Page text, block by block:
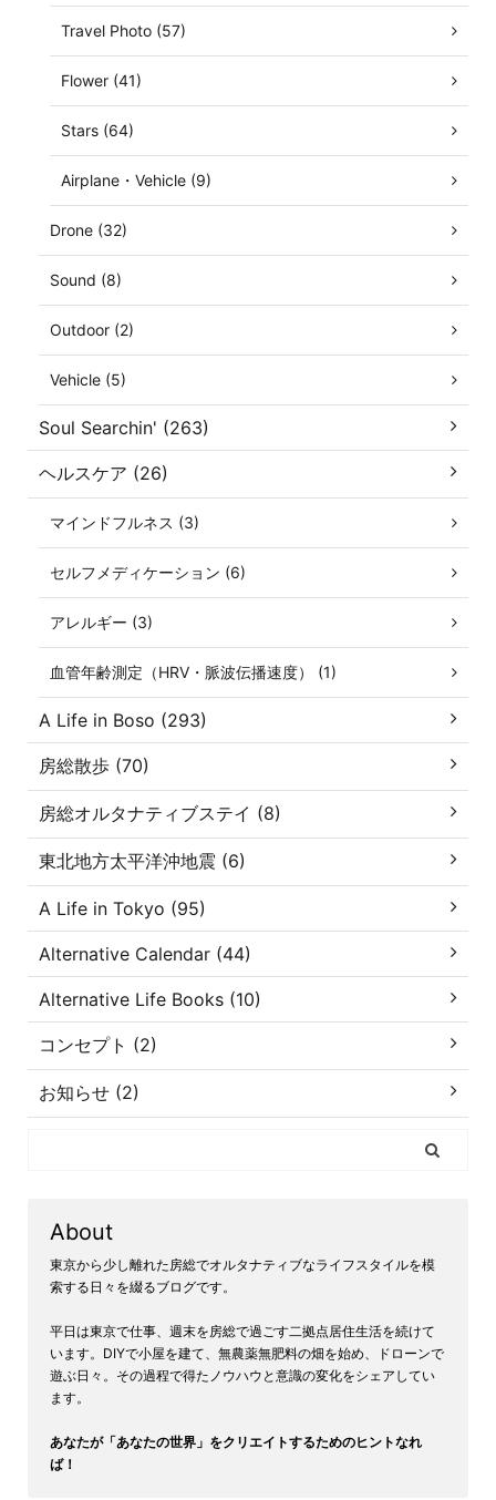
Travel Photo (57)
Flower (41)
Stars (64)
Airplane・Vehicle (9)
Drone (32)
Sound (8)
Outdoor (2)
Vehicle (5)
Soul Searchin' (263)
ヘルスケア (26)
マインドフルネス (3)
セルフメディケーション (6)
アレルギー (3)
血管年齢測定（HRV・脈波伝播速度） (1)
A Life in Boso (293)
房総散歩 (70)
房総オルタナティブステイ (8)
東北地方太平洋沖地震 (6)
A Life in Tokyo (95)
Alternative Calendar (44)
Alternative Life Books (10)
コンセプト (2)
お知らせ (2)
About
東京から少し離れた房総でオルタナティブなライフスタイルを模
索する日々を綴るブログです。
平日は東京で仕事、週末を房総で過ごす二拠点居住生活を続けて
います。DIYで小屋を建て、無農薬無肥料の畑を始め、ドローンで
遊ぶ日々。その過程で得たノウハウと意識の変化をシェアしてい
ます。
あなたが「あなたの世界」をクリエイトするためのヒントなれ
ば！